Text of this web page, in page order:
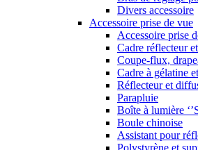
Divers accessoire
Accessoire prise de vue
Accessoire prise
Cadre réflecteur
Coupe-flux,
Cadre à gélatine
Réflecteur et
Parapluie
Boîte à lumière
Boule chinoise
Assistant pour
Polystyrène et